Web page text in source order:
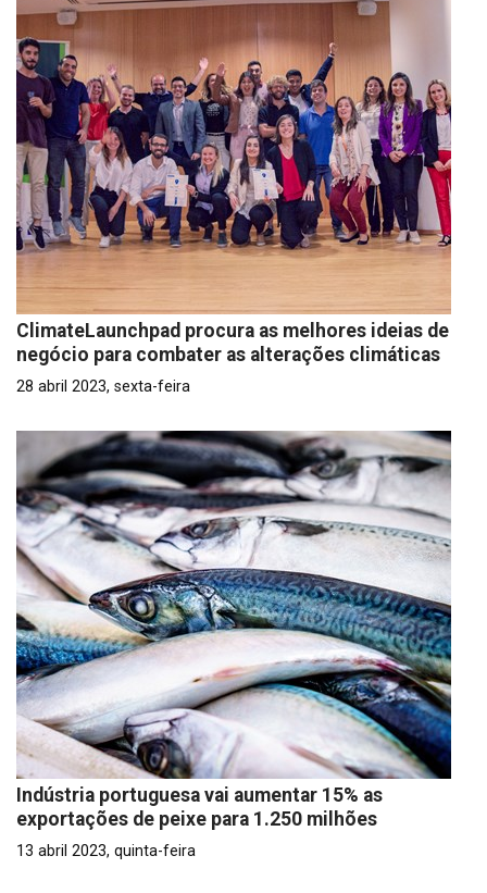
ClimateLaunchpad procura as melhores ideias de
negócio para combater as alterações climáticas
28 abril 2023, sexta-feira
Indústria portuguesa vai aumentar 15% as
exportações de peixe para 1.250 milhões
13 abril 2023, quinta-feira